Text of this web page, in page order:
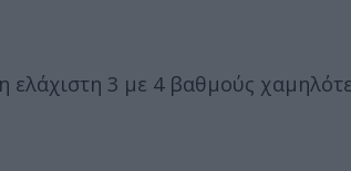
ελάχιστη 3 με 4 βαθμούς